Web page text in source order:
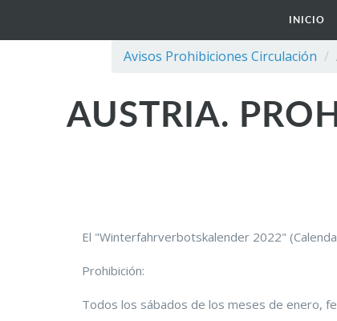
INICIO
Avisos Prohibiciones Circulación
AUSTRIA.
El "Winterfahrverbotskalender 2022"
Prohibición:
Todos los sábados de los meses de enero,